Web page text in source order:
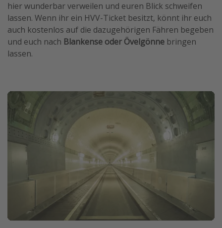
hier wunderbar verweilen und euren Blick schweifen
lassen. Wenn ihr ein HVV-Ticket besitzt, könnt ihr euch
auch kostenlos auf die dazugehörigen Fähren begeben
und euch nach Blankense oder Övelgönne bringen
lassen.